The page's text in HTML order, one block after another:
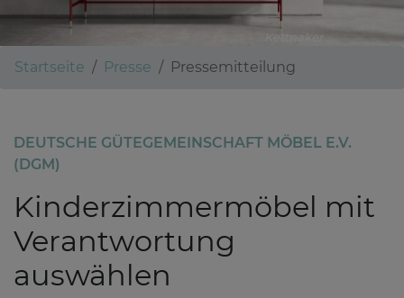
Kettnaker
Startseite Presse Pressemitteilung
DEUTSCHE GÜTEGEMEINSCHAFT MÖBEL E.V.
(DGM)
Kinderzimmermöbel mit
Verantwortung
auswählen